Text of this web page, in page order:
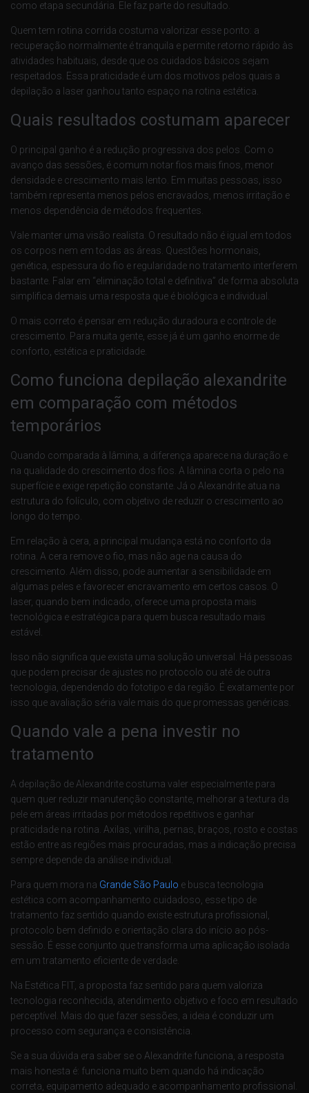
como etapa secundária. Ele faz parte do resultado.
Quem tem rotina corrida costuma valorizar esse ponto: a
recuperação normalmente é tranquila e permite retorno rápido às
atividades habituais, desde que os cuidados básicos sejam
respeitados. Essa praticidade é um dos motivos pelos quais a
depilação a laser ganhou tanto espaço na rotina estética.
Quais resultados costumam aparecer
O principal ganho é a redução progressiva dos pelos. Com o
avanço das sessões, é comum notar fios mais finos, menor
densidade e crescimento mais lento. Em muitas pessoas, isso
também representa menos pelos encravados, menos irritação e
menos dependência de métodos frequentes.
Vale manter uma visão realista. O resultado não é igual em todos
os corpos nem em todas as áreas. Questões hormonais,
genética, espessura do fio e regularidade no tratamento interferem
bastante. Falar em “eliminação total e definitiva” de forma absoluta
simplifica demais uma resposta que é biológica e individual.
O mais correto é pensar em redução duradoura e controle de
crescimento. Para muita gente, esse já é um ganho enorme de
conforto, estética e praticidade.
Como funciona depilação alexandrite
em comparação com métodos
temporários
Quando comparada à lâmina, a diferença aparece na duração e
na qualidade do crescimento dos fios. A lâmina corta o pelo na
superfície e exige repetição constante. Já o Alexandrite atua na
estrutura do folículo, com objetivo de reduzir o crescimento ao
longo do tempo.
Em relação à cera, a principal mudança está no conforto da
rotina. A cera remove o fio, mas não age na causa do
crescimento. Além disso, pode aumentar a sensibilidade em
algumas peles e favorecer encravamento em certos casos. O
laser, quando bem indicado, oferece uma proposta mais
tecnológica e estratégica para quem busca resultado mais
estável.
Isso não significa que exista uma solução universal. Há pessoas
que podem precisar de ajustes no protocolo ou até de outra
tecnologia, dependendo do fototipo e da região. É exatamente por
isso que avaliação séria vale mais do que promessas genéricas.
Quando vale a pena investir no
tratamento
A depilação de Alexandrite costuma valer especialmente para
quem quer reduzir manutenção constante, melhorar a textura da
pele em áreas irritadas por métodos repetitivos e ganhar
praticidade na rotina. Axilas, virilha, pernas, braços, rosto e costas
estão entre as regiões mais procuradas, mas a indicação precisa
sempre depende da análise individual.
Para quem mora na Grande São Paulo e busca tecnologia
estética com acompanhamento cuidadoso, esse tipo de
tratamento faz sentido quando existe estrutura profissional,
protocolo bem definido e orientação clara do início ao pós-
sessão. É esse conjunto que transforma uma aplicação isolada
em um tratamento eficiente de verdade.
Na Estética FIT, a proposta faz sentido para quem valoriza
tecnologia reconhecida, atendimento objetivo e foco em resultado
perceptível. Mais do que fazer sessões, a ideia é conduzir um
processo com segurança e consistência.
Se a sua dúvida era saber se o Alexandrite funciona, a resposta
mais honesta é: funciona muito bem quando há indicação
correta, equipamento adequado e acompanhamento profissional.